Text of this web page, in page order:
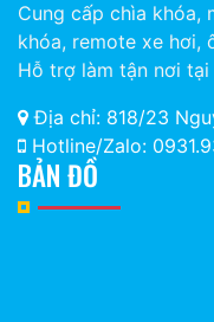
Cung cấp chìa khóa,
khóa, remote xe hơi,
Hỗ trợ làm tận nơi tại
Địa chỉ: 818/23
Hotline/Zalo:
BẢN ĐỒ